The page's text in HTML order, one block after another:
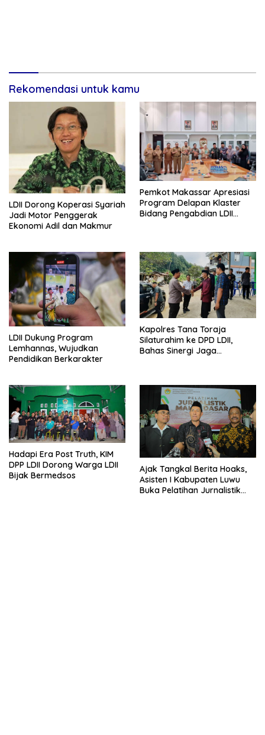
Rekomendasi untuk kamu
LDII Dorong Koperasi Syariah
Jadi Motor Penggerak
Ekonomi Adil dan Makmur
Pemkot Makassar Apresiasi
Program Delapan Klaster
Bidang Pengabdian LDII
LDII Dukung Program
Lemhannas, Wujudkan
Pendidikan Berkarakter
Kapolres Tana Toraja
Silaturahim ke DPD LDII,
Bahas Sinergi Jaga
Hadapi Era Post Truth, KIM
DPP LDII Dorong Warga LDII
Bijak Bermedsos
Ajak Tangkal Berita Hoaks,
Asisten I Kabupaten Luwu
Buka Pelatihan Jurnalistik